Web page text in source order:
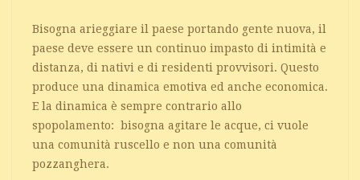
Bisogna arieggiare il paese portando gente nuova, il
paese deve essere un continuo impasto di intimità e
distanza, di nativi e di residenti provvisori. Questo
produce una dinamica emotiva ed anche economica.
E la dinamica è sempre contrario allo
spopolamento: bisogna agitare le acque, ci vuole
una comunità ruscello e non una comunità
pozzanghera.